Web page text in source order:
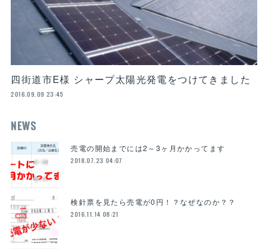
四街道市E様 シャープ太陽光発電をつけてきました
2016.09.09 23:45
NEWS
売電の開始までには2～3ヶ月かかってます
2018.07.23 04:07
検針票を見たら売電が0円！？なぜなのか？？
2016.11.14 08:21